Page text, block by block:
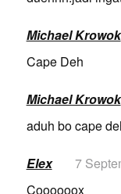
Michael Krowok
Cape Deh
Michael Krowok
aduh bo cape
Elex 7
Coooooox